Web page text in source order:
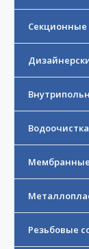
Водоочистка
Резьбовые